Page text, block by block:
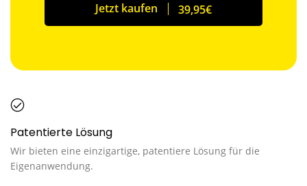
Jetzt kaufen 39,95€
Patentierte Lösung
Wir bieten eine einzigartige, patentiere Lösung für die
Eigenanwendung.